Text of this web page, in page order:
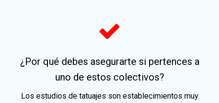
¿Por qué debes asegurarte si pertences a
uno de estos colectivos?
Los estudios de tatuajes son establecimientos muy